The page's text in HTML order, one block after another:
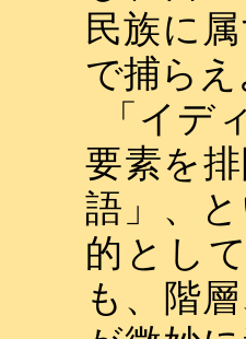
民族に
で捕らえ
「イ
要素を
語」、
的とし
も、階